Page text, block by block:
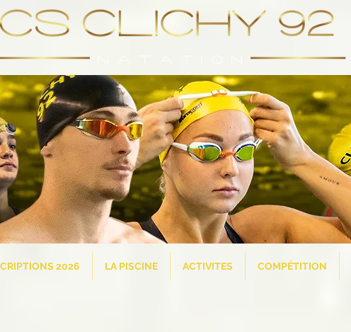
2026 LA PISCINE ACTIVITES COMPÉTITION